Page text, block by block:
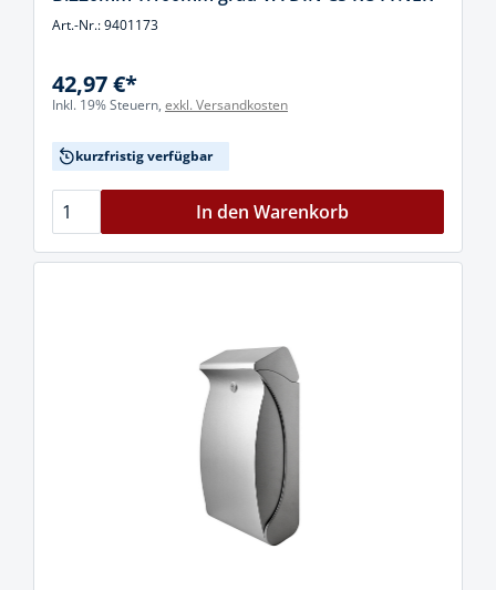
Art.-Nr.: 9401173
42,97 €*
Inkl. 19% Steuern, exkl. Versandkosten
kurzfristig verfügbar
In den Warenkorb